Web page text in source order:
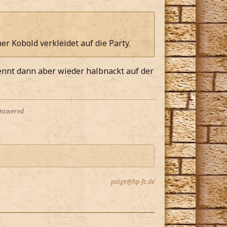
Kobold verkleidet auf die Party.
dann aber wieder halbnackt auf der
paige@hp-fc.de